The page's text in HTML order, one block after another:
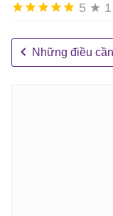
5 ★ 1